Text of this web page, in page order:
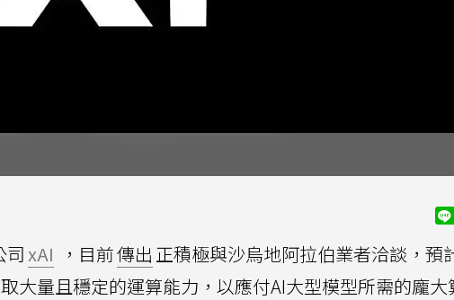
司xAI ，目前傳出 正積極與沙烏地阿拉伯業者洽談，預
大量且穩定的運算能力，以應付AI大型模型所需的龐大